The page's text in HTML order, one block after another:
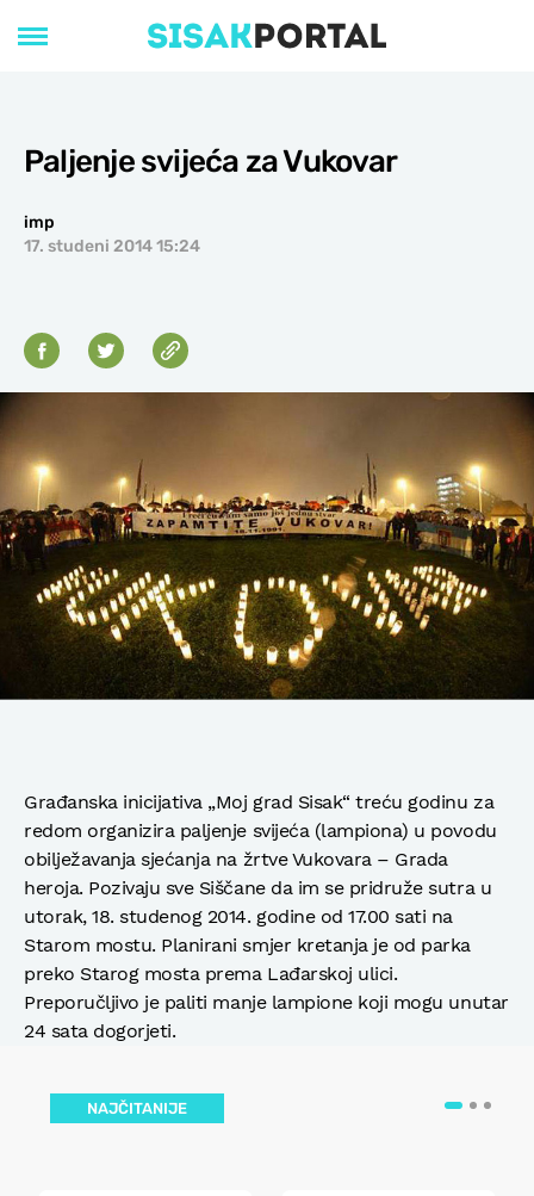
Paljenje svijeća za Vukovar
imp
17. studeni 2014 15:24
Građanska inicijativa „Moj grad Sisak“ treću godinu za
redom organizira paljenje svijeća (lampiona) u povodu
obilježavanja sjećanja na žrtve Vukovara – Grada
heroja. Pozivaju sve Siščane da im se pridruže sutra u
utorak, 18. studenog 2014. godine od 17.00 sati na
Starom mostu. Planirani smjer kretanja je od parka
preko Starog mosta prema Lađarskoj ulici.
Preporučljivo je paliti manje lampione koji mogu unutar
24 sata dogorjeti.
NAJČITANIJE